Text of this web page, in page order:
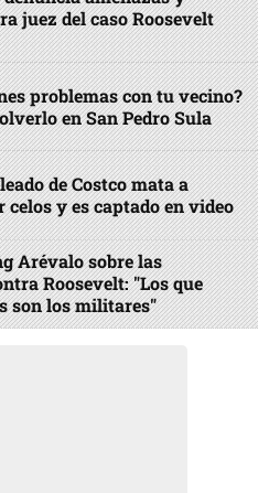
juez del caso Roosevelt
problemas con tu vecino?
en San Pedro Sula
de Costco mata a
celos y es captado en video
Arévalo sobre las
Roosevelt: "Los que
son los militares"